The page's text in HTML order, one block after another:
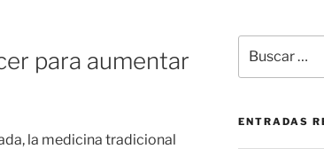
para aumentar
la medicina tradicional
por:
ENTRADAS